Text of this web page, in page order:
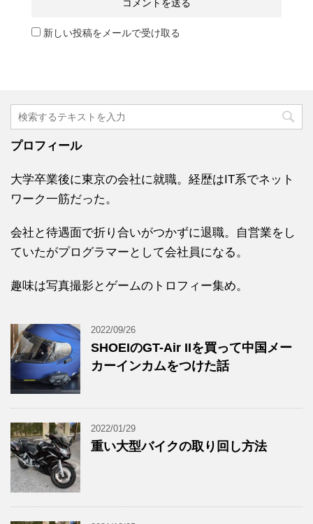
新しい投稿をメールで受け取る
プロフィール
大学卒業後に東京の会社に就職。経歴はIT系でネット
ワーク一筋だった。
会社と待遇面で折り合いがつかずに退職。自営業をし
ていたがプログラマーとして会社員になる。
趣味は写真撮影とゲームのトロフィー集め。
2022/09/26
SHOEIのGT-Air IIを買って中国メー
カーインカムをつけた話
2022/01/29
重い大型バイクの取り回し方法